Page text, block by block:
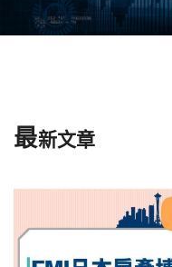
最新文章